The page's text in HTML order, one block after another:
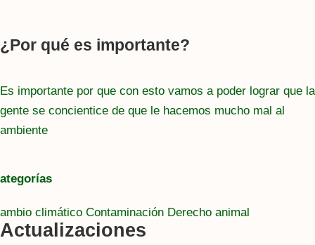
¿Por qué es importante?
Es importante por que con esto vamos a poder lograr que la
gente se concientice de que le hacemos mucho mal al
ambiente
climático Contaminación Derecho animal
Actualizaciones